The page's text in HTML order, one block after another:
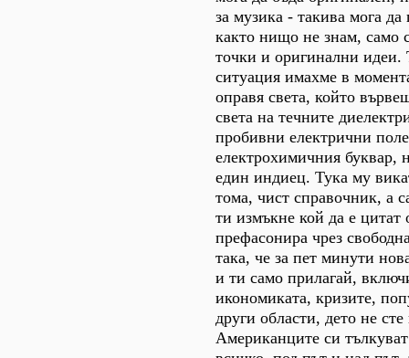
за музика - такива мога
както нищо не знам, само
точки и оригинални идеи.
ситуация имахме в
оправя света, който
света на течните
пробивни електрични
електрохимичния буквар,
един индиец. Тука му
тома, чист справочник, а
ти измъкне кой да е цитат
префасонира чрез
така, че за пет минути
и ти само прилагай,
икономиката, кризите,
други области, дето не
Американците си